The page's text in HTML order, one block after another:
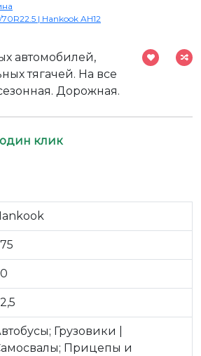
| Hankook AH12
автомобилей,
тягачей. На все
Дорожная.
клик
Грузовики |
Прицепы и